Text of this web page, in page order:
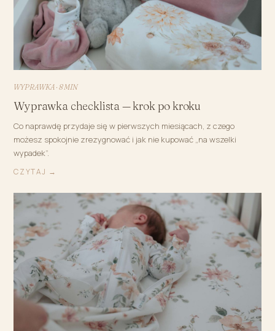
WYPRAWKA · 8 MIN
Wyprawka checklista — krok po kroku
Co naprawdę przydaje się w pierwszych miesiącach, z czego
możesz spokojnie zrezygnować i jak nie kupować „na wszelki
wypadek”.
CZYTAJ →